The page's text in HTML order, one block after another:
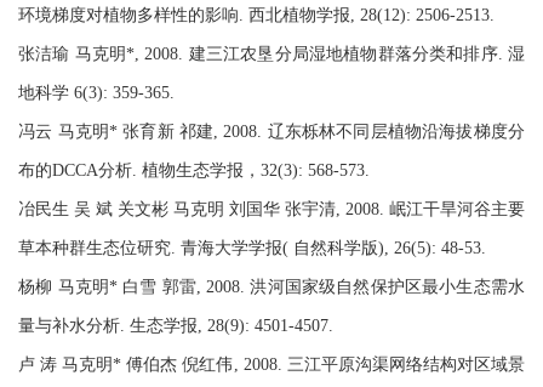
环境梯度对植物多样性的影响. 西北植物学报, 28(12): 2506-2513.
张洁瑜 马克明*, 2008. 建三江农垦分局湿地植物群落分类和排序. 湿
地科学 6(3): 359-365.
冯云 马克明* 张育新 祁建, 2008. 辽东栎林不同层植物沿海拔梯度分
布的DCCA分析. 植物生态学报，32(3): 568-573.
冶民生 吴 斌 关文彬 马克明 刘国华 张宇清, 2008. 岷江干旱河谷主要
草本种群生态位研究. 青海大学学报( 自然科学版), 26(5): 48-53.
杨柳 马克明* 白雪 郭雷, 2008. 洪河国家级自然保护区最小生态需水
量与补水分析. 生态学报, 28(9): 4501-4507.
卢 涛 马克明* 傅伯杰 倪红伟, 2008. 三江平原沟渠网络结构对区域景